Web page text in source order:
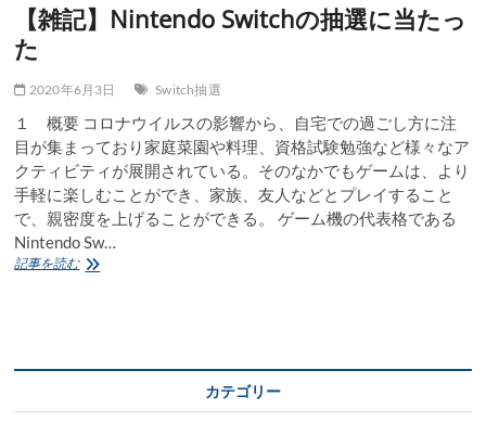
【雑記】Nintendo Switchの抽選に当たっ
た
2020年6月3日 Switch抽選
１ 概要 コロナウイルスの影響から、自宅での過ごし方に注
目が集まっており家庭菜園や料理、資格試験勉強など様々なア
クティビティが展開されている。そのなかでもゲームは、より
手軽に楽しむことができ、家族、友人などとプレイすること
で、親密度を上げることができる。 ゲーム機の代表格である
Nintendo Sw…
記事を読む【雑
当
カテゴリー